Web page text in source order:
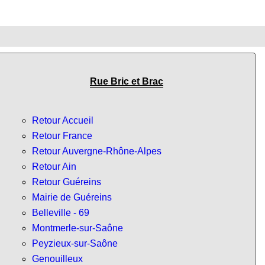
Rue Bric et Brac
Retour Accueil
Retour France
Retour Auvergne-Rhône-Alpes
Retour Ain
Retour Guéreins
Mairie de Guéreins
Belleville - 69
Montmerle-sur-Saône
Peyzieux-sur-Saône
Genouilleux